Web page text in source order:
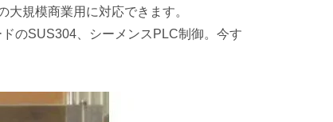
規模商業用に対応できます。
のSUS304、シーメンスPLC制御。今す